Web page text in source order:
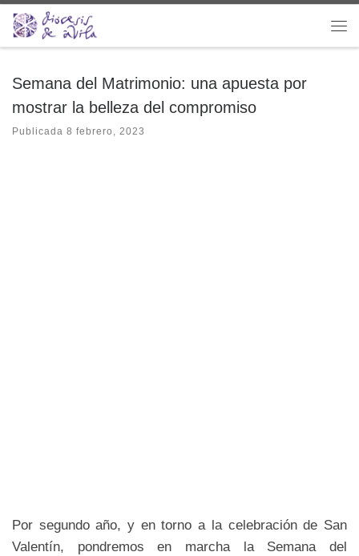
Saltar al contenido
Semana del Matrimonio: una apuesta por
mostrar la belleza del compromiso
Publicada 8 febrero, 2023
Por segundo año, y en torno a la celebración de San
Valentín, pondremos en marcha la Semana del